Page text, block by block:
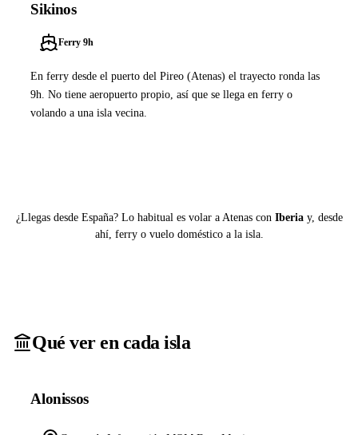
Sikinos
Ferry 9h
En ferry desde el puerto del Pireo (Atenas) el trayecto ronda las
9h. No tiene aeropuerto propio, así que se llega en ferry o
volando a una isla vecina.
¿Llegas desde España? Lo habitual es volar a Atenas con Iberiay, desde
ahí, ferry o vuelo doméstico a la isla.
Qué ver en cada isla
Alonissos